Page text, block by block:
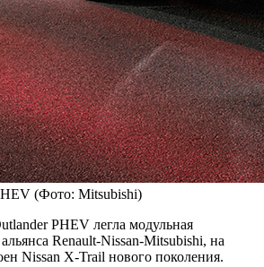
(Фото: Mitsubishi)
PHEV легла модульная
Renault-Nissan-Mitsubishi, на
Nissan X-Trail нового поколения.